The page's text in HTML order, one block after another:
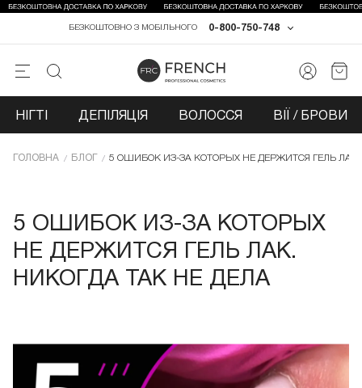
0-800-750-748
БЕЗКОШТОВНО З МОБІЛЬНОГО
НІГТІ ДЕПІЛЯЦІЯ ВОЛОССЯ ВІЇ / БРОВИ
ГОЛОВНА БЛОГ 5 ОШИБОК ИЗ-ЗА КОТОРЫХ НЕ ДЕРЖИТСЯ ГЕЛЬ ЛАК.
5 ОШИБОК ИЗ-ЗА КОТОРЫХ
НЕ ДЕРЖИТСЯ ГЕЛЬ ЛАК.
НИКОГДА ТАК НЕ ДЕЛА